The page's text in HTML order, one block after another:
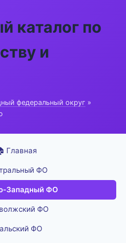
каталог по
и
федеральный округ »
Главная
ФО
Западный ФО
ФО
ФО